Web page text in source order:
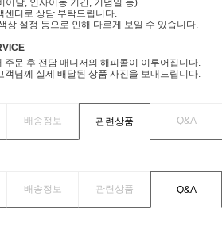
터로 상담 부탁드립니다.
상 설정 등으로 인해 다르게 보일 수 있습니다.
문 후 전담 매니저의 해피콜이 이루어집니다.
님께 실제 배달된 상품 사진을 보내드립니다.
배송정보 관련상품 Q&A
배송정보 관련상품 Q&A